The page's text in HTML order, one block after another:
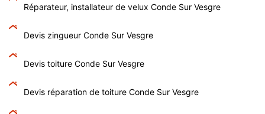
Réparateur, installateur de velux Conde Sur Vesgre
Devis zingueur Conde Sur Vesgre
Devis toiture Conde Sur Vesgre
Devis réparation de toiture Conde Sur Vesgre